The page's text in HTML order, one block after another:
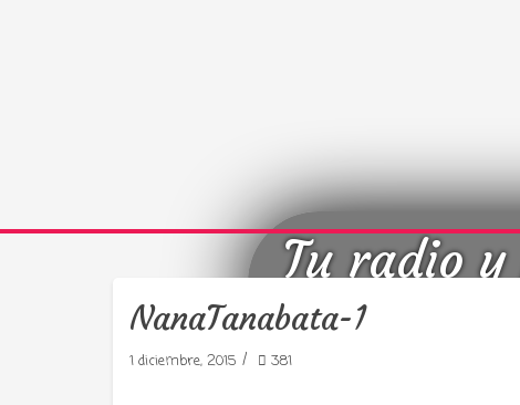
Tu radio
NanaTanabata-1
1 diciembre, 2015 / 381